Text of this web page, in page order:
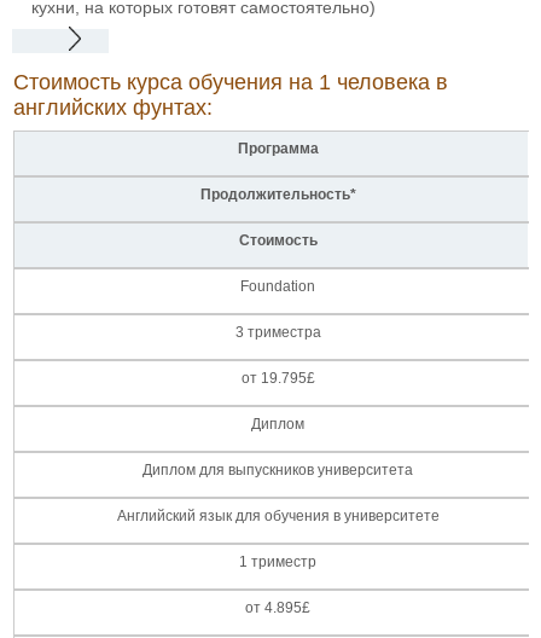
кухни, на которых готовят самостоятельно)
Стоимость курса обучения на 1 человека в
английских фунтах:
Программа
Продолжительность*
Стоимость
Foundation
3 триместра
от 19.795£
Диплом
Диплом для выпускников университета
Английский язык для обучения в университете
1 триместр
от 4.895£